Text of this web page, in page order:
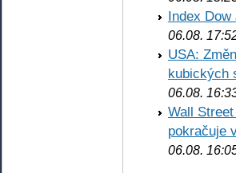
Index
06.08.
USA:
kubických
06.08.
Wall
pokračuje
06.08.